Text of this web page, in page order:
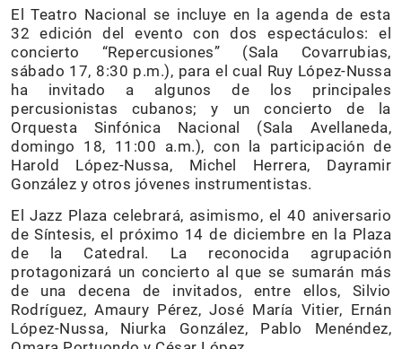
El Teatro Nacional se incluye en la agenda de esta
32 edición del evento con dos espectáculos: el
concierto “Repercusiones” (Sala Covarrubias,
sábado 17, 8:30 p.m.), para el cual Ruy López-Nussa
ha invitado a algunos de los principales
percusionistas cubanos; y un concierto de la
Orquesta Sinfónica Nacional (Sala Avellaneda,
domingo 18, 11:00 a.m.), con la participación de
Harold López-Nussa, Michel Herrera, Dayramir
González y otros jóvenes instrumentistas.
El Jazz Plaza celebrará, asimismo, el 40 aniversario
de Síntesis, el próximo 14 de diciembre en la Plaza
de la Catedral. La reconocida agrupación
protagonizará un concierto al que se sumarán más
de una decena de invitados, entre ellos, Silvio
Rodríguez, Amaury Pérez, José María Vitier, Ernán
López-Nussa, Niurka González, Pablo Menéndez,